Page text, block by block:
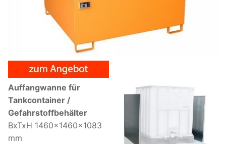
Auffangwanne für
Tankcontainer /
Gefahrstoffbehälter
BxTxH 1460x1460x1083
mm